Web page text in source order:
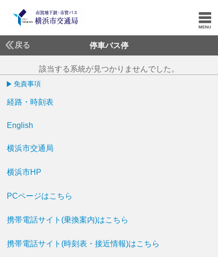
戻る 停車バス停
該当する系統が見つかりませんでした。
免責事項
経路・時刻表
English
横浜市交通局
横浜市HP
PCページはこちら
携帯電話サイト(乗換案内)はこちら
携帯電話サイト(時刻表・接近情報)はこちら